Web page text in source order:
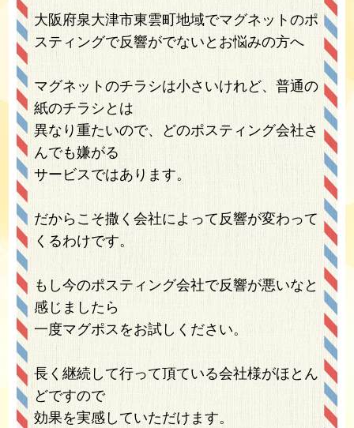
大阪府泉大津市東雲町地域でマグネットのポ
スティングで反響がでないとお悩みの方へ
マグネットのチラシは小さいけれど、普通の
紙のチラシとは
異なり重たいので、どのポスティング会社さ
んでも嫌がる
サービスではあります。
だからこそ撒く会社によって反響が変わって
くるわけです。
もし今のポスティング会社で反響が悪いなと
感じましたら
一度マグポスをお試しください。
長く継続して行って頂ている会社様がほとん
どですので
効果を実感していただけます。